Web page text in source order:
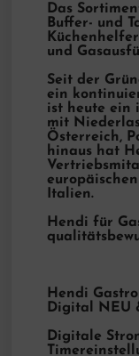
Das
Buffer- und
und
Seit der
ein
ist heute ein
mit
Österreich,
hinaus hat
Italien.
Hendi für
Hendi
Digital NEU
Digitale